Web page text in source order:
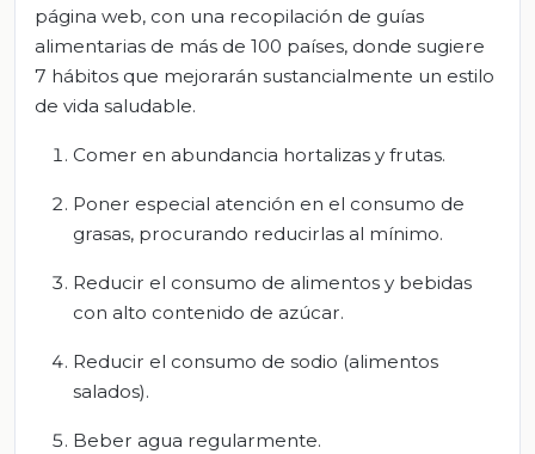
página web, con una recopilación de guías
alimentarias de más de 100 países, donde sugiere
7 hábitos que mejorarán sustancialmente un estilo
de vida saludable.
Comer en abundancia hortalizas y frutas.
Poner especial atención en el consumo de
grasas, procurando reducirlas al mínimo.
Reducir el consumo de alimentos y bebidas
con alto contenido de azúcar.
Reducir el consumo de sodio (alimentos
salados).
Beber agua regularmente.